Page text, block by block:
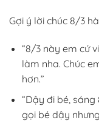
Gợi ý lời chúc 8/3
“8/3 này em cứ
làm nha. Chúc
hơn.”
“Dậy đi bé,
gọi bé dậy